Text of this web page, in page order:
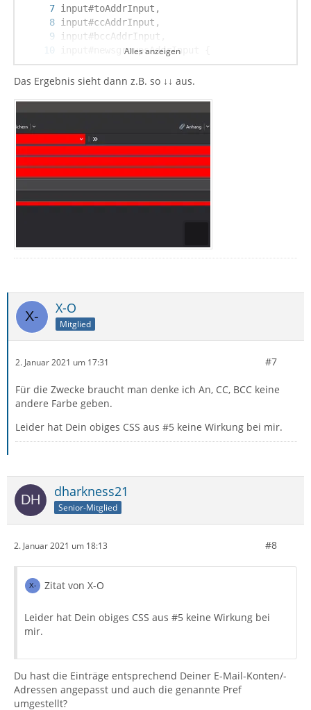
Alles anzeigen
Das Ergebnis sieht dann z.B. so ↓↓ aus.
X-O
Mitglied
2. Januar 2021 um 17:31 #7
Für die Zwecke braucht man denke ich An, CC, BCC keine
andere Farbe geben.
Leider hat Dein obiges CSS aus #5 keine Wirkung bei mir.
dharkness21
Senior-Mitglied
2. Januar 2021 um 18:13 #8
Zitat von X-O
Leider hat Dein obiges CSS aus #5 keine Wirkung bei
mir.
Du hast die Einträge entsprechend Deiner E-Mail-Konten/-
Adressen angepasst und auch die genannte Pref
umgestellt?